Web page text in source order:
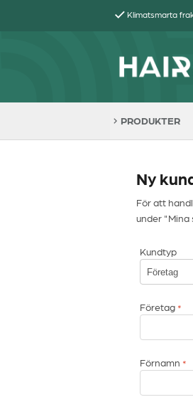
Klimatsmarta
PRODUKTER
Ny
För att
under "Mina
Kundtyp
Företag *
Förnamn *